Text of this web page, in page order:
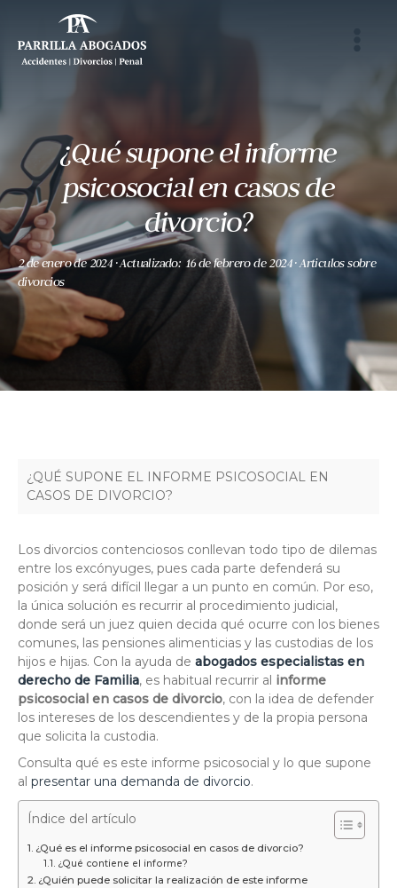
¿Qué supone el informe
psicosocial en casos de
divorcio?
2 de enero de 2024·Actualizado: 16 de febrero de 2024· Articulos sobre
divorcios
¿QUÉ SUPONE EL INFORME PSICOSOCIAL EN
CASOS DE DIVORCIO?
Los divorcios contenciosos conllevan todo tipo de dilemas
entre los excónyuges, pues cada parte defenderá su
posición y será difícil llegar a un punto en común. Por eso,
la única solución es recurrir al procedimiento judicial,
donde será un juez quien decida qué ocurre con los bienes
comunes, las pensiones alimenticias y las custodias de los
hijos e hijas. Con la ayuda de abogados especialistas en
derecho de Familia, es habitual recurrir al informe
psicosocial en casos de divorcio, con la idea de defender
los intereses de los descendientes y de la propia persona
que solicita la custodia.
Consulta qué es este informe psicosocial y lo que supone
al presentar una demanda de divorcio.
Índice del artículo
¿Qué es el informe psicosocial en casos de divorcio?
¿Qué contiene el informe?
¿Quién puede solicitar la realización de este informe